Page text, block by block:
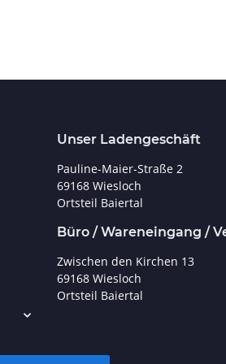
Unser Ladengeschäft
Pauline-Maier-Straße 2
69168 Wiesloch
Ortsteil Baiertal
Büro / Wareneingang /
Zwischen den Kirchen 13
69168 Wiesloch
Ortsteil Baiertal